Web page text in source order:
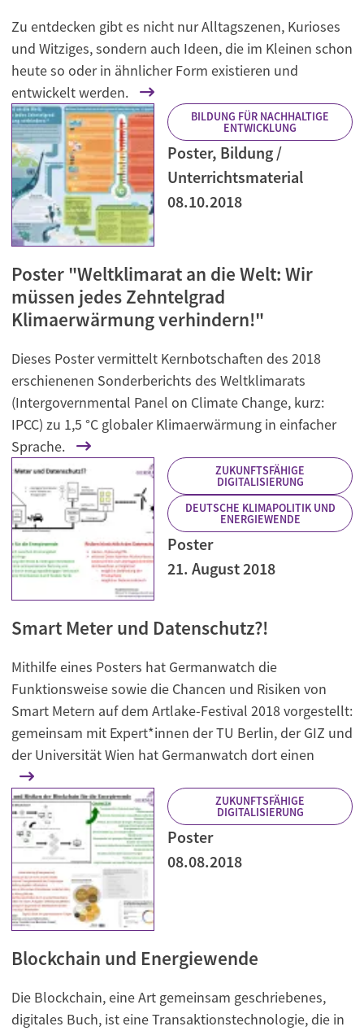
Zu entdecken gibt es nicht nur Alltagszenen, Kurioses
und Witziges, sondern auch Ideen, die im Kleinen schon
heute so oder in ähnlicher Form existieren und
entwickelt werden.
BILDUNG FÜR NACHHALTIGE
ENTWICKLUNG
Poster, Bildung /
Unterrichtsmaterial
08.10.2018
Poster "Weltklimarat an die Welt: Wir
müssen jedes Zehntelgrad
Klimaerwärmung verhindern!"
Dieses Poster vermittelt Kernbotschaften des 2018
erschienenen Sonderberichts des Weltklimarats
(Intergovernmental Panel on Climate Change, kurz:
IPCC) zu 1,5 °C globaler Klimaerwärmung in einfacher
Sprache.
ZUKUNFTSFÄHIGE
DIGITALISIERUNG
DEUTSCHE KLIMAPOLITIK UND
ENERGIEWENDE
Poster
21. August 2018
Smart Meter und Datenschutz?!
Mithilfe eines Posters hat Germanwatch die
Funktionsweise sowie die Chancen und Risiken von
Smart Metern auf dem Artlake-Festival 2018 vorgestellt:
gemeinsam mit Expert*innen der TU Berlin, der GIZ und
der Universität Wien hat Germanwatch dort einen
ZUKUNFTSFÄHIGE
DIGITALISIERUNG
Poster
08.08.2018
Blockchain und Energiewende
Die Blockchain, eine Art gemeinsam geschriebenes,
digitales Buch, ist eine Transaktionstechnologie, die in